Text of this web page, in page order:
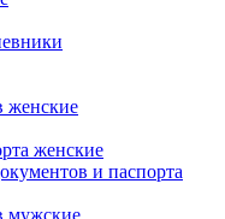
женские
женские
и паспорта
мужские